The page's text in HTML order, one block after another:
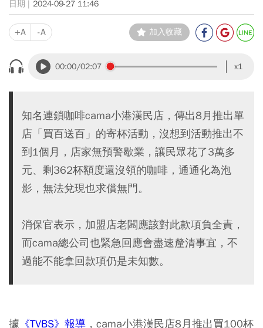
2024-09-27 11:46
+A -A 加入收藏
00:00/02:07 x1
知名連鎖咖啡cama小港漢民店，傳出8月推出單
店「買百送百」的寄杯活動，沒想到活動推出不
到1個月，店家無預警歇業，讓民眾花了3萬多
元、剩362杯額度還沒領的咖啡，通通化為泡
影，無法兌現也求償無門。
消保官表示，加盟店老闆應該對此款項負全責，
而cama總公司也緊急回應會盡速釐清事宜，不
過能不能拿回款項仍是未知數。
據 《TVBS》報導 ，cama小港漢民店8月推出買100杯